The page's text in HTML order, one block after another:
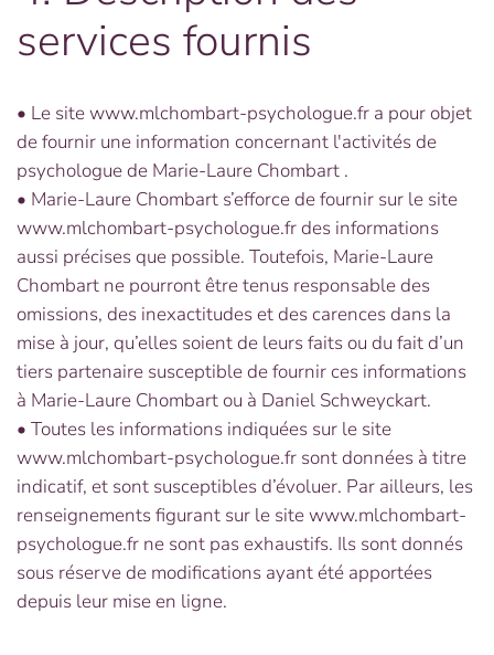
services fournis
• Le site www.mlchombart-psychologue.fr a pour objet
de fournir une information concernant l'activités de
psychologue de Marie-Laure Chombart .
• Marie-Laure Chombart s’efforce de fournir sur le site
www.mlchombart-psychologue.fr des informations
aussi précises que possible. Toutefois, Marie-Laure
Chombart ne pourront être tenus responsable des
omissions, des inexactitudes et des carences dans la
mise à jour, qu’elles soient de leurs faits ou du fait d’un
tiers partenaire susceptible de fournir ces informations
à Marie-Laure Chombart ou à Daniel Schweyckart.
• Toutes les informations indiquées sur le site
www.mlchombart-psychologue.fr sont données à titre
indicatif, et sont susceptibles d’évoluer. Par ailleurs, les
renseignements figurant sur le site www.mlchombart-
psychologue.fr ne sont pas exhaustifs. Ils sont donnés
sous réserve de modifications ayant été apportées
depuis leur mise en ligne.